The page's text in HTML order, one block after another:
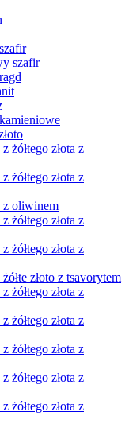
szafir
żółtego złota z
żółtego złota z
z oliwinem
żółtego złota z
żółtego złota z
złoto z tsavorytem
żółtego złota z
żółtego złota z
żółtego złota z
żółtego złota z
żółtego złota z